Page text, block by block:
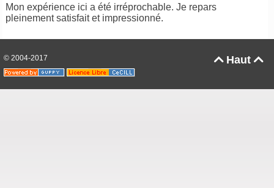
Mon expérience ici a été irréprochable. Je repars
pleinement satisfait et impressionné.
Haut 
© 2004-2017